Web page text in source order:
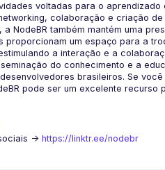
voltadas para o
NodeBR também mantém uma
proporcionam um espaço para a
do conhecimento e a
brasileiros. Se
pode ser um excelente
-> https://linktr.ee/nodebr